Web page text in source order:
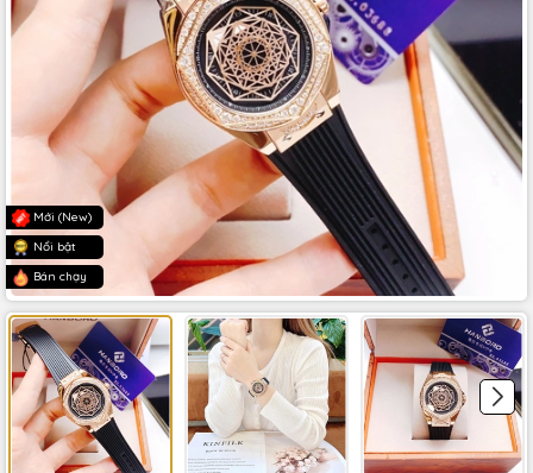
Mới (New)
Nổi bật
Bán chạy